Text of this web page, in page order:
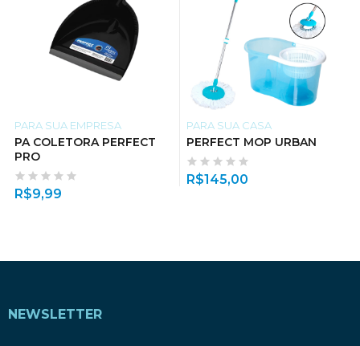
PARA SUA EMPRESA
PA COLETORA PERFECT
PRO
R$9,99
PARA SUA CASA
PERFECT MOP URBAN
R$145,00
NEWSLETTER